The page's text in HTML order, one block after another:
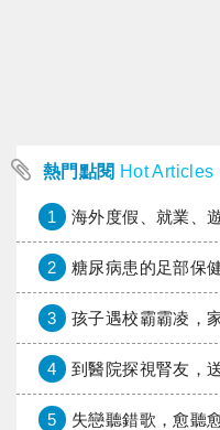
熱門點閱 Hot Articles
1 海外度假、就業、遊學保障加倍，
2 糖尿病患的足部保
3 孩子遇校霸霸凌，
4 到醫院探視腎友，
5 失戀聽錯歌，愈聽